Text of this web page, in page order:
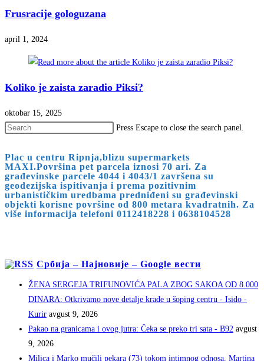
Frusracije gologuzana
april 1, 2024
Koliko je zaista zaradio Piksi?
oktobar 15, 2025
Press Escape to close the search panel.
Plac u centru Ripnja,blizu supermarkets
MAXI.Površina pet parcela iznosi 70 ari. Za
građevinske parcele 4044 i 4043/1 završena su
geodezijska ispitivanja i prema pozitivnim
urbanističkim uredbama predniđeni su građevinski
objekti korisne površine od 800 metara kvadratnih. Za
više informacija telefoni 0112418228 i 0638104528
Србија – Најновије – Google вести
ŽENA SERGEJA TRIFUNOVIĆA PALA ZBOG SAKOA OD 8.000
DINARA: Otkrivamo nove detalje krađe u šoping centru - Isido -
Kurir avgust 9, 2026
Pakao na granicama i ovog jutra: Čeka se preko tri sata - B92 avgust
9, 2026
Milica i Marko mučili pekara (73) tokom intimnog odnosa, Martina